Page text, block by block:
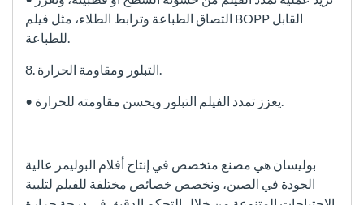
التصاق الطباعة وترابط الطلاء، مثل فيلم BOPP القابل
للطباعة.
8. التبلور ومقاومة الحرارة.
• يعزز تمدد الفيلم التبلور ويحسن مقاومته للحرارة.
بوليسان هي مصنع متخصص في إنتاج أفلام البوليمر عالية
الجودة في الصين، ونخصص خصائص مختلفة للفيلم لتلبية